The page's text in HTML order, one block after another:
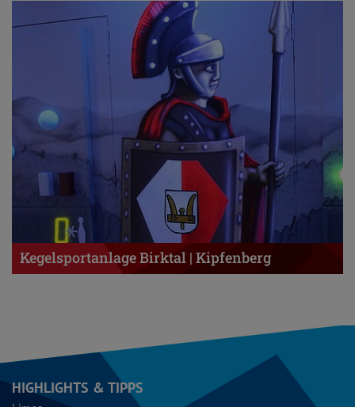
Kegelsportanlage Birktal | Kipfenberg
HIGHLIGHTS & TIPPS